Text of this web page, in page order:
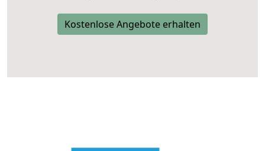
Kostenlose Angebote erhalten